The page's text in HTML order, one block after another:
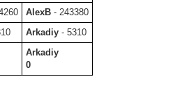
AlexB - 243380
Arkadiy - 5310
Arkadiy
0